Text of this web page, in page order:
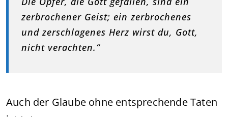
zerbrochener Geist; ein zerbrochenes
und zerschlagenes Herz wirst du, Gott,
nicht verachten.“
Auch der Glaube ohne entsprechende Taten